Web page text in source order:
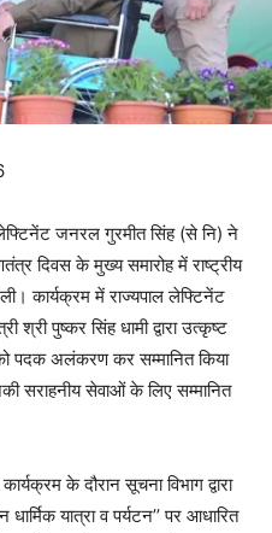
जनरल गुरमीत सिंह (से नि) ने
दिवस के मुख्य समारोह में राष्ट्रीय
कार्यक्रम में राज्यपाल लेफ्टिनेंट
पुष्कर सिंह धामी द्वारा उत्कृष्ट
पदक अलंकरण कर सम्मानित किया
सराहनीय सेवाओं के लिए सम्मानित
के दौरान सूचना विभाग द्वारा
यात्रा व पर्यटन’’ पर आधारित